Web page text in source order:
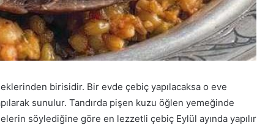
birisidir. Bir evde çebiç yapılacaksa o eve
sunulur. Tandırda pişen kuzu öğlen yemeğinde
söylediğine göre en lezzetli çebiç Eylül ayında yapılır